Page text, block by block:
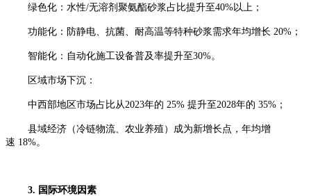
绿色化：水性/无溶剂聚氨酯砂浆占比提升至40%以上；
功能化：防静电、抗菌、耐高温等特种砂浆需求年均增长 20%；
智能化：自动化施工设备普及率提升至30%。
区域市场下沉：
中西部地区市场占比从 2023年的 25% 提升至2028年的 35%；
县域经济（冷链物流、农业养殖）成为新增长点，年均增
速 18%。
3. 国际环境因素